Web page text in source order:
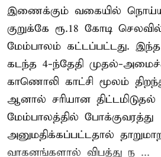
இணைக்கும் வகையில்
குறுக்கே ரூ.18 கோடி செலவில்
மேம்பாலம் கட்டப்பட்டது.
கடந்த 4-ந்தேதி முதல்-
காணொலி காட்சி மூலம்
ஆனால் சரியான
மேம்பாலத்தில் போக்குவரத்து
அனுமதிக்கப்பட்டதால்
வாகனங்களால் விபத்து ந ...